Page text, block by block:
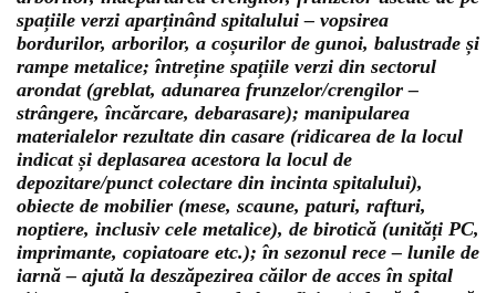
spațiile verzi aparținând spitalului – vopsirea
bordurilor, arborilor, a coșurilor de gunoi, balustrade și
rampe metalice; întreține spațiile verzi din sectorul
arondat (greblat, adunarea frunzelor/crengilor –
strângere, încărcare, debarasare); manipularea
materialelor rezultate din casare (ridicarea de la locul
indicat și deplasarea acestora la locul de
depozitare/punct colectare din incinta spitalului),
obiecte de mobilier (mese, scaune, paturi, rafturi,
noptiere, inclusiv cele metalice), de birotică (unități PC,
imprimante, copiatoare etc.); în sezonul rece – lunile de
iarnă – ajută la deszăpezirea căilor de acces în spital